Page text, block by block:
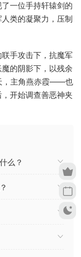
一位手持轩辕剑的
类的凝聚力，压制
手攻击下，抗魔军
的阴影下，以残余
，主角燕赤霞——也
开始调查善恶神夹
么？